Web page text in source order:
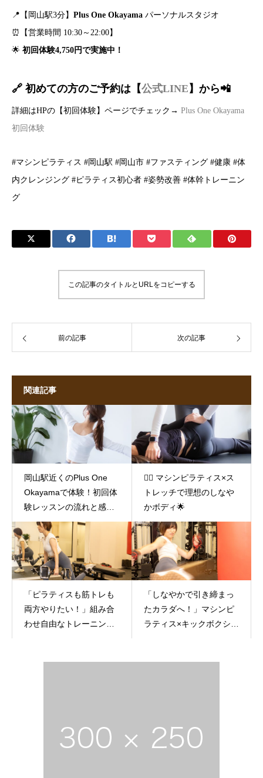
📍【岡山駅3分】 Plus One Okayama パーソナルスタジオ
⏰【営業時間 10:30～22:00】
🌟 初回体験4,750円で実施中！
🔗 初めての方のご予約は【公式LINE 】 から📲
詳細はHPの【初回体験】ページでチェック→ Plus One Okayama
初回体験
#マシンピラティス #岡山駅 #岡山市 #ファスティング #健康 #体
内クレンジング #ピラティス初心者 #姿勢改善 #体幹トレーニン
グ
この記事のタイトルとURLをコピーする
前の記事 次の記事
関連記事
岡山駅近くのPlus One
Okayamaで体験！初回体
験レッスンの流れと感想
🌟
🤸‍♀️ マシンピラティス×ス
トレッチで理想のしなや
かボディ🌟
「ピラティスも筋トレも
両方やりたい！」組み合
わせ自由なトレーニング
「しなやかで引き締まっ
たカラダへ！」マシンピ
ラティス×キックボクシン